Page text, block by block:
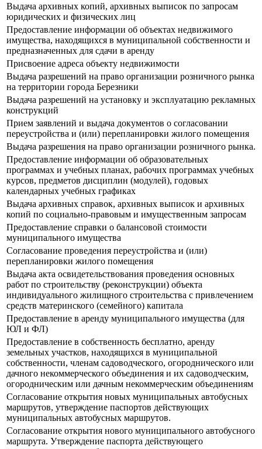
Выдача архивных копий, архивных выписок по запросам
юридических и физических лиц
Предоставление информации об объектах недвижимого
имущества, находящихся в муниципальной собственности и
предназначенных для сдачи в аренду
Присвоение адреса объекту недвижимости
Выдача разрешений на право организации розничного рынка
на территории города Березники
Выдача разрешений на установку и эксплуатацию рекламных
конструкций
Прием заявлений и выдача документов о согласовании
переустройства и (или) перепланировки жилого помещения
Выдача разрешения на право организации розничного рынка.
Предоставление информации об образовательных
программах и учебных планах, рабочих программах учебных
курсов, предметов дисциплин (модулей), годовых
календарных учебных графиках
Выдача архивных справок, архивных выписок и архивных
копий по социально-правовым и имущественным запросам
Предоставление справки о балансовой стоимости
муниципального имущества
Согласование проведения переустройства и (или)
перепланировки жилого помещения
Выдача акта освидетельствования проведения основных
работ по строительству (реконструкции) объекта
индивидуального жилищного строительства с привлечением
средств материнского (семейного) капитала
Предоставление в аренду муниципального имущества (для
ЮЛ и ФЛ)
Предоставление в собственность бесплатно, аренду
земельных участков, находящихся в муниципальной
собственности, членам садоводческого, огороднического или
дачного некоммерческого объединения и их садоводческим,
огородническим или дачным некоммерческим объединениям
Согласование открытия новых муниципальных автобусных
маршрутов, утверждение паспортов действующих
муниципальных автобусных маршрутов.
Согласование открытия нового муниципального автобусного
маршрута. Утверждение паспорта действующего